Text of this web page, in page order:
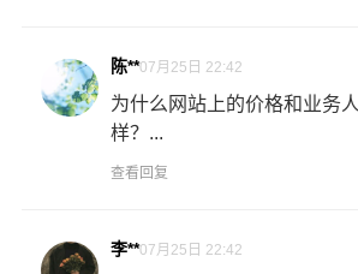
陈**07月25日 22:42
为什么网站上的价格和业务
样？...
查看回复
李**07月25日 22:42